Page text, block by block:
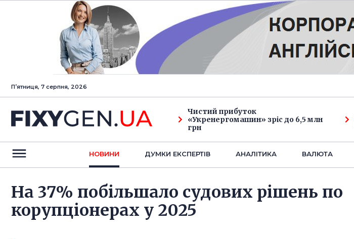
Пʼятниця, 7 серпня, 2026
Чистий прибуток
«Укренергомашин» зріс до 6,5 млн
грн
НОВИНИ ДУМКИ ЕКСПЕРТIВ АНАЛIТИКА ВАЛЮТА
На 37% побільшало судових рішень по
корупціонерах у 2025